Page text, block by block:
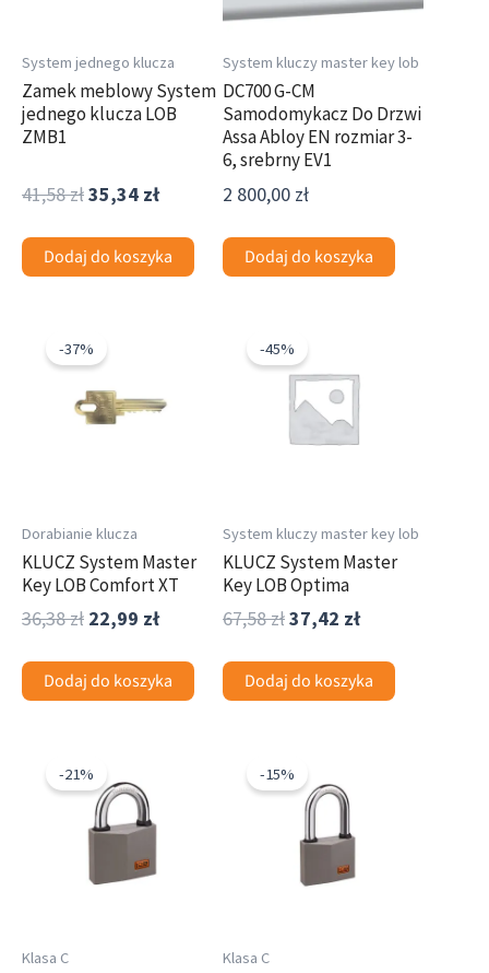
System jednego klucza
Zamek meblowy System
jednego klucza LOB
ZMB1
41,58zł35,34 zł
Dodaj do koszyka
System kluczy master key lob
DC700 G-CM
Samodomykacz Do Drzwi
Assa Abloy EN rozmiar 3-
6, srebrny EV1
2 800,00 zł
Dodaj do koszyka
-37%
Dorabianie klucza
KLUCZ System Master
Key LOB Comfort XT
36,38zł
cena
wynosiła:
36,38 zł.
22,99 zł
22,99 zł.
Dodaj do koszyka
-45%
System kluczy master key lob
KLUCZ System Master
Key LOB Optima
67,58zł
cena
wynosiła:
67,58 zł.
37,42 zł
37,42 zł.
Dodaj do koszyka
-21%
Klasa C
wynosiła:
178,86 zł.
-15%
Klasa C
wynosiła:
172,62 zł.